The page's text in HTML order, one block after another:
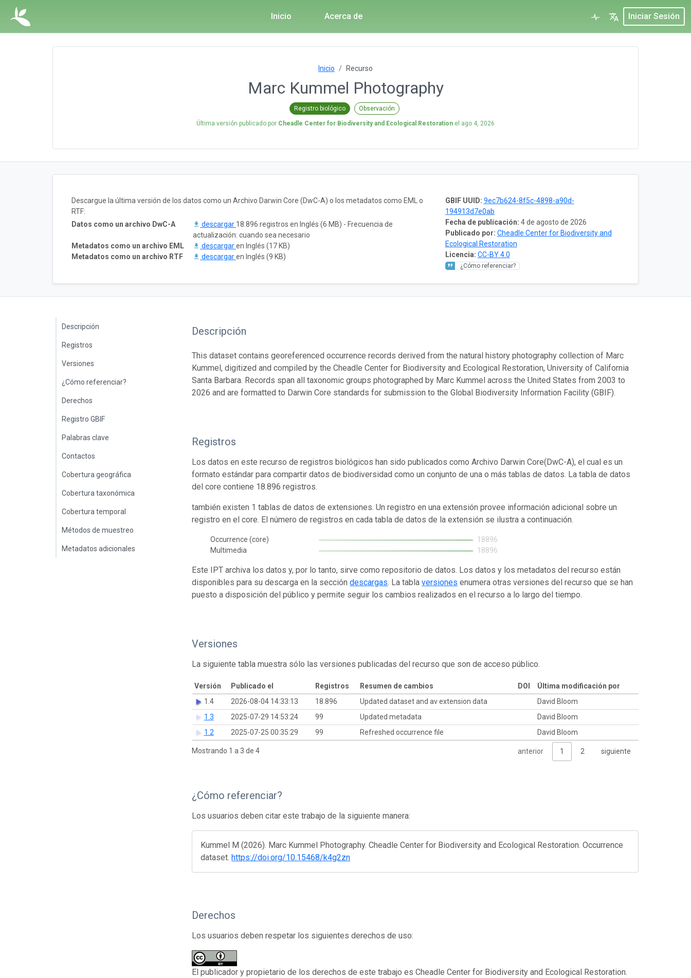
Inicio Acerca de Iniciar Sesión
Inicio Recurso
Marc Kummel Photography
Registro biológico Observación
Última versión publicado por Cheadle Center for Biodiversity and Ecological Restoration el ago 4, 2026
GBIF UUID: 9ec7b624-8f5c-4898-a90d-
194913d7e0ab
Fecha de publicación: 4 de agosto de 2026
Publicado por: Cheadle Center for Biodiversity and
Ecological Restoration
Licencia: CC-BY 4.0
¿Cómo referenciar?
Descargue la última versión de los datos como un Archivo Darwin Core (DwC-A) o los metadatos como EML o
RTF:
Datos como un archivo DwC-A
descargar 18.896 registros en Inglés (6 MB) - Frecuencia de
actualización: cuando sea necesario
Metadatos como un archivo EML
descargaren Inglés (17 KB)
Metadatos como un archivo RTF
descargaren Inglés (9 KB)
Descripción
Registros
Versiones
¿Cómo referenciar?
Derechos
Registro GBIF
Palabras clave
Contactos
Cobertura geográfica
Cobertura taxonómica
Cobertura temporal
Métodos de muestreo
Metadatos adicionales
Descripción
This dataset contains georeferenced occurrence records derived from the natural history photography collection of Marc
Kummel, digitized and compiled by the Cheadle Center for Biodiversity and Ecological Restoration, University of California
Santa Barbara. Records span all taxonomic groups photographed by Marc Kummel across the United States from 2003 to
2026 and are formatted to Darwin Core standards for submission to the Global Biodiversity Information Facility (GBIF).
Registros
Los datos en este recurso de registros biológicos han sido publicados como Archivo Darwin Core(DwC-A), el cual es un
formato estándar para compartir datos de biodiversidad como un conjunto de una o más tablas de datos. La tabla de datos
del core contiene 18.896 registros.
también existen 1 tablas de datos de extensiones. Un registro en una extensión provee información adicional sobre un
registro en el core. El número de registros en cada tabla de datos de la extensión se ilustra a continuación.
Occurrence (core)
18896
Multimedia
18896
Este IPT archiva los datos y, por lo tanto, sirve como repositorio de datos. Los datos y los metadatos del recurso están
disponibles para su descarga en la seccióndescargas. La tablaversiones enumera otras versiones del recurso que se han
puesto a disposición del público y permite seguir los cambios realizados en el recurso a lo largo del tiempo.
Versiones
La siguiente tabla muestra sólo las versiones publicadas del recurso que son de acceso público.
Versión Publicado el Registros Resumen de cambios DOI
Última modificación por
1.4
2026-08-04 14:33:13 18.896 Updated dataset and av extension data
David Bloom
1.3
2025-07-29 14:53:24 99 Updated metadata
David Bloom
1.2
2025-07-25 00:35:29 99 Refreshed occurrence file David Bloom
Mostrando 1 a 3 de 4 anterior 1 2 siguiente
¿Cómo referenciar?
Los usuarios deben citar este trabajo de la siguiente manera:
Kummel M (2026). Marc Kummel Photography. Cheadle Center for Biodiversity and Ecological Restoration. Occurrence
dataset. https://doi.org/10.15468/k4g2zn
Derechos
Los usuarios deben respetar los siguientes derechos de uso:
El publicador y propietario de los derechos de este trabajo es Cheadle Center for Biodiversity and Ecological Restoration.